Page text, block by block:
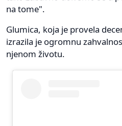
na tome".
Glumica, koja je provela
izrazila je ogromnu
njenom životu.